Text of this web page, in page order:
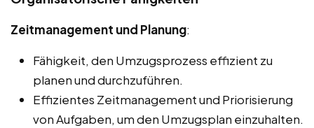
Zeitmanagement und Planung:
Fähigkeit, den Umzugsprozess effizient zu
planen und durchzuführen.
Effizientes Zeitmanagement und Priorisierung
von Aufgaben, um den Umzugsplan einzuhalten.